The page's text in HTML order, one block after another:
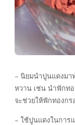
– นิยมนำปูนแดงมา
หวาน เช่น นำฟักท
จะช่วยให้ฟักทองก
– ใช้ปูนแดงในการ